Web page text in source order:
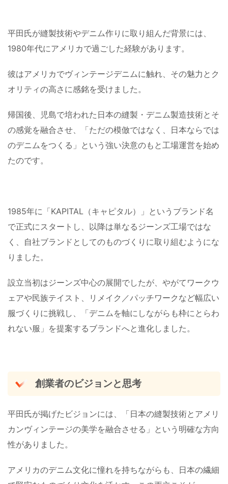
平田氏が縫製技術やデニム作りに取り組んだ背景には、
1980年代にアメリカで過ごした経験があります。
彼はアメリカでヴィンテージデニムに触れ、その魅力とク
オリティの高さに感銘を受けました。
帰国後、児島で培われた日本の縫製・デニム製造技術とそ
の感覚を融合させ、「ただの模倣ではなく、日本ならでは
のデニムをつくる」という強い決意のもと工場運営を始め
たのです。
1985年に「KAPITAL（キャピタル）」というブランド名
で正式にスタートし、以降は単なるジーンズ工場ではな
く、自社ブランドとしてのものづくりに取り組むようにな
りました。
設立当初はジーンズ中心の展開でしたが、やがてワークウ
ェアや民族テイスト、リメイク／パッチワークなど幅広い
服づくりに挑戦し、「デニムを軸にしながらも枠にとらわ
れない服」を提案するブランドへと進化しました。
創業者のビジョンと思考
平田氏が掲げたビジョンには、「日本の縫製技術とアメリ
カンヴィンテージの美学を融合させる」という明確な方向
性がありました。
アメリカのデニム文化に憧れを持ちながらも、日本の繊細